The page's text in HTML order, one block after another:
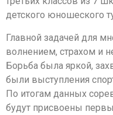
детского юношеского
Главной задачей для
волнением, страхом и
Борьба была яркой,
были выступления
По итогам данных
будут присвоены